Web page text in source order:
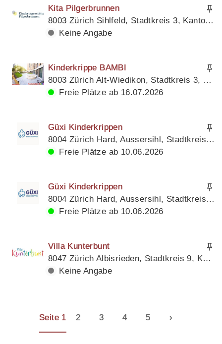
Kita Pilgerbrunnen
8003 Zürich Sihlfeld, Stadtkreis 3, Kanton Zürich
Keine Angabe
Kinderkrippe BAMBI
8003 Zürich Alt-Wiedikon, Stadtkreis 3, Kanton Zürich
Freie Plätze ab 16.07.2026
Güxi Kinderkrippen
8004 Zürich Hard, Aussersihl, Stadtkreis 4, Kanton Zürich
Freie Plätze ab 10.06.2026
Güxi Kinderkrippen
8004 Zürich Hard, Aussersihl, Stadtkreis 4, Kanton Zürich
Freie Plätze ab 10.06.2026
Villa Kunterbunt
8047 Zürich Albisrieden, Stadtkreis 9, Kanton Zürich
Keine Angabe
Seite 1 2 3 4 5 ›